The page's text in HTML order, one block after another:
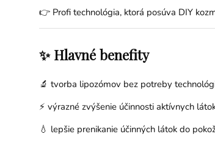
👉 Profi technológia, ktorá posúva DIY
✨ Hlavné benefity
🔬 tvorba lipozómov bez potreby
⚡ výrazné zvýšenie účinnosti aktívnych
💧 lepšie prenikanie účinných látok do